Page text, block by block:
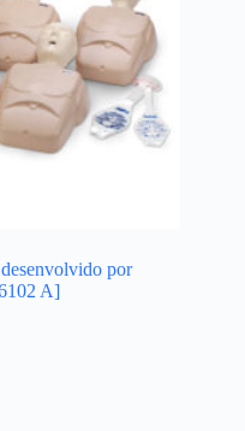
por
A]